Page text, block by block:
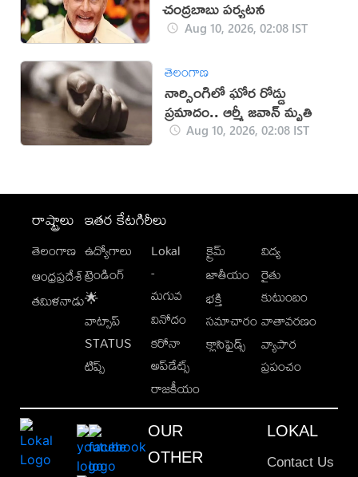
చంద్రబాబు పర్యటన
Aug 10, 2026, 02:08 IST
తెలంగాణ
నార్సింగిలో ఘోర రోడ్డు
ప్రమాదం.. ఆర్మీ జవాన్ మృతి
Aug 10, 2026, 02:08 IST
రాష్ట్రాలు
తెలంగాణ
ఆంధ్రప్రదేశ్
తమిళనాడు
ఇతర కేటగిరీలు
ఉద్యోగాలు
ట్రెండింగ్
🌟
వాట్సాప్
STATUS
టిప్స్
Lokal
-
మగువ
వినోదం
కరోనా
అప్‌డేట్స్
రాజకీయం
క్రైమ్
జాతీయం
భక్తి
సమాచారం
క్లాసిఫైడ్స్
విద్య
రైతు
కుటుంబం
వాతావరణం
వ్యాపార
ప్రపంచం
OUR
OTHER
LOKAL
Contact Us